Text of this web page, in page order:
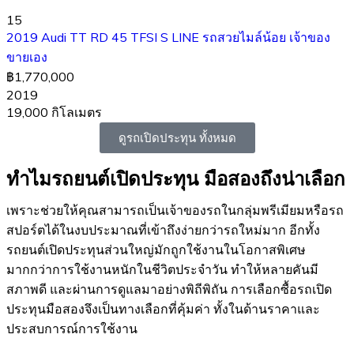
15
2019 Audi TT RD 45 TFSI S LINE รถสวยไมล์น้อย เจ้าของ
ขายเอง
฿1,770,000
2019
19,000 กิโลเมตร
ดูรถเปิดประทุน ทั้งหมด
ทำไมรถยนต์เปิดประทุน มือสองถึงน่าเลือก
เพราะช่วยให้คุณสามารถเป็นเจ้าของรถในกลุ่มพรีเมียมหรือรถ
สปอร์ตได้ในงบประมาณที่เข้าถึงง่ายกว่ารถใหม่มาก อีกทั้ง
รถยนต์เปิดประทุนส่วนใหญ่มักถูกใช้งานในโอกาสพิเศษ
มากกว่าการใช้งานหนักในชีวิตประจำวัน ทำให้หลายคันมี
สภาพดี และผ่านการดูแลมาอย่างพิถีพิถัน การเลือกซื้อรถเปิด
ประทุนมือสองจึงเป็นทางเลือกที่คุ้มค่า ทั้งในด้านราคาและ
ประสบการณ์การใช้งาน